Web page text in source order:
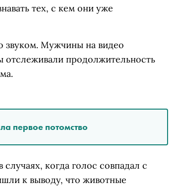
тех, с кем они уже
звуком. Мужчины на видео
отслеживали продолжительность
первое потомство
когда голос совпадал с
к выводу, что животные